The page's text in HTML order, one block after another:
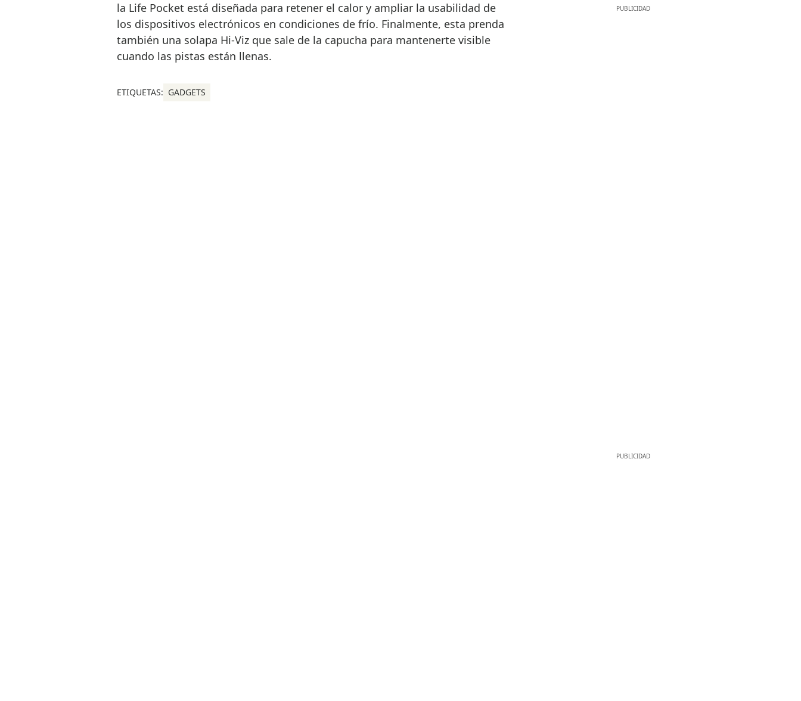
la Life Pocket está diseñada para retener el calor y ampliar la usabilidad de
los dispositivos electrónicos en condiciones de frío. Finalmente, esta prenda
también una solapa Hi-Viz que sale de la capucha para mantenerte visible
cuando las pistas están llenas.
ETIQUETAS: GADGETS